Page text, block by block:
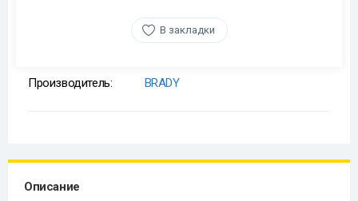
В закладки
Производитель: BRADY
Описание